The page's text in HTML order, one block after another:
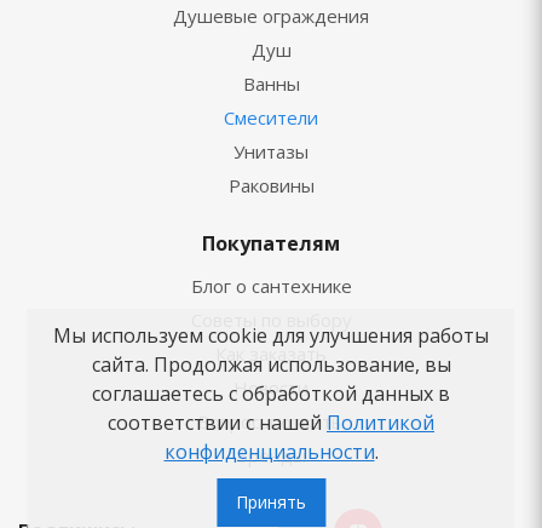
Душевые ограждения
Душ
Ванны
Смесители
Унитазы
Раковины
Покупателям
Блог о сантехнике
Как заказать
Новости
Вопросы-ответы
Бренды
Мы используем cookie для улучшения работы
сайта. Продолжая использование, вы
соглашаетесь с обработкой данных в
соответствии с нашей Политикой
конфиденциальности.
Принять